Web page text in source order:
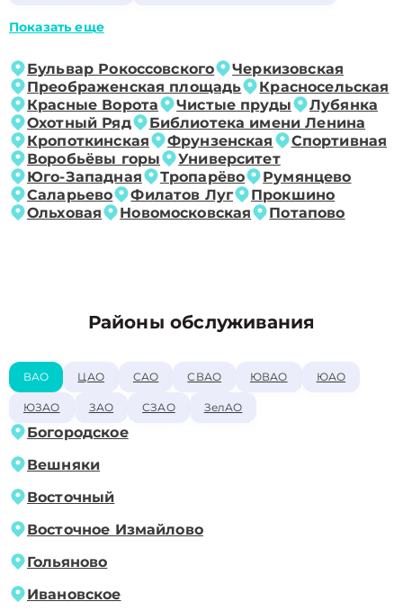
Показать еще
Бульвар Рокоссовского
Черкизовская
Преображенская площадь
Красносельская
Красные Ворота
Чистые пруды
Лубянка
Охотный Ряд
Библиотека имени Ленина
Кропоткинская
Фрунзенская
Спортивная
Воробьёвы горы
Университет
Юго-Западная
Тропарёво
Румянцево
Саларьево
Филатов Луг
Прокшино
Ольховая
Новомосковская Потапово
Районы обслуживания
ВАО ЦАО САО СВАО ЮВАО ЮАО
ЮЗАО ЗАО СЗАО ЗелАО
Богородское
Вешняки
Восточный
Восточное Измайлово
Гольяново
Ивановское